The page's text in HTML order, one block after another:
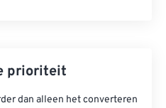
prioriteit
dan alleen het converteren